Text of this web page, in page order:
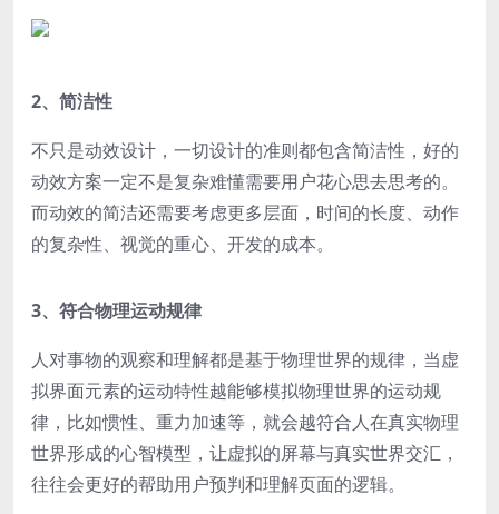
2、简洁性
不只是动效设计，一切设计的准则都包含简洁性，好的
动效方案一定不是复杂难懂需要用户花心思去思考的。
而动效的简洁还需要考虑更多层面， 时间的长度、动作
的复杂性、视觉的重心、开发的成本。
3、符合物理运动规律
人对事物的观察和理解都是基于物理世界的规律，当虚
拟界面元素的运动特性越能够模拟物理世界的运动规
律，比如惯性、重力加速等，就会越符合人在真实物理
世界形成的心智模型，让虚拟的屏幕与真实世界交汇，
往往会更好的帮助用户预判和理解页面的逻辑。